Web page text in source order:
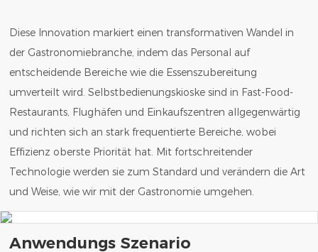
Diese Innovation markiert einen transformativen Wandel in
der Gastronomiebranche, indem das Personal auf
entscheidende Bereiche wie die Essenszubereitung
umverteilt wird. Selbstbedienungskioske sind in Fast-Food-
Restaurants, Flughäfen und Einkaufszentren allgegenwärtig
und richten sich an stark frequentierte Bereiche, wobei
Effizienz oberste Priorität hat. Mit fortschreitender
Technologie werden sie zum Standard und verändern die Art
und Weise, wie wir mit der Gastronomie umgehen.
Anwendungs Szenario